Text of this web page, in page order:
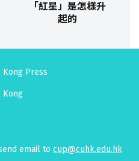
「紅星」是怎樣升
起的
Kong Press
Kong
email to cup@cuhk.edu.hk